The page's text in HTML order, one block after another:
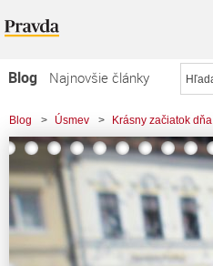
Blog
Najnovšie články
Najčítanejšie články
Najkomentovanejšie články
Zoznam blogov
Komerčné blogy
Blog > Úsmev > Krásny začiatok dňa